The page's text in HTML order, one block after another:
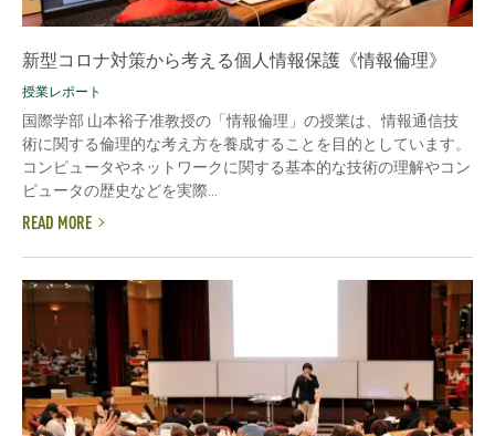
新型コロナ対策から考える個人情報保護《情報倫理》
授業レポート
国際学部 山本裕子准教授の「情報倫理」の授業は、情報通信技
術に関する倫理的な考え方を養成することを目的としています。
コンピュータやネットワークに関する基本的な技術の理解やコン
ピュータの歴史などを実際...
READ MORE